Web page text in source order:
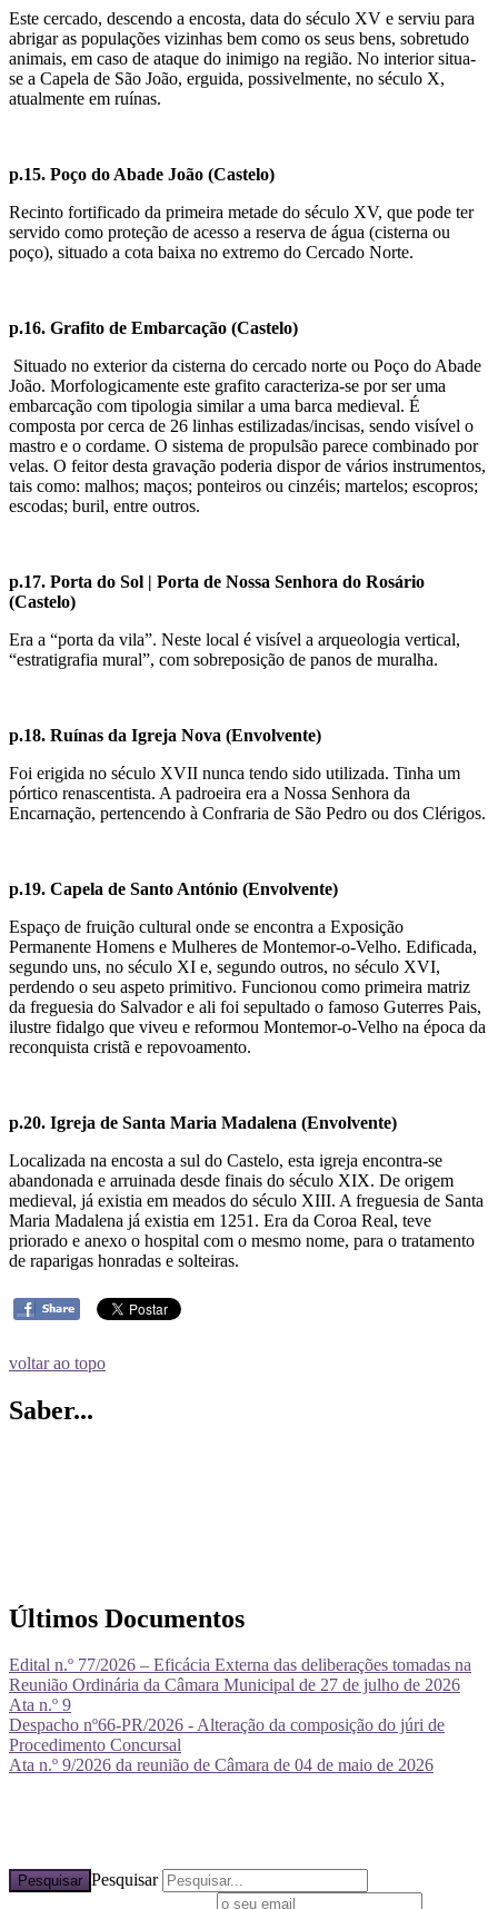
Este cercado, descendo a encosta, data do século XV e serviu para
abrigar as populações vizinhas bem como os seus bens, sobretudo
animais, em caso de ataque do inimigo na região. No interior situa-
se a Capela de São João, erguida, possivelmente, no século X,
atualmente em ruínas.
p.15. Poço do Abade João (Castelo)
Recinto fortificado da primeira metade do século XV, que pode ter
servido como proteção de acesso a reserva de água (cisterna ou
poço), situado a cota baixa no extremo do Cercado Norte.
p.16. Grafito de Embarcação (Castelo)
Situado no exterior da cisterna do cercado norte ou Poço do Abade
João. Morfologicamente este grafito caracteriza-se por ser uma
embarcação com tipologia similar a uma barca medieval. É
composta por cerca de 26 linhas estilizadas/incisas, sendo visível o
mastro e o cordame. O sistema de propulsão parece combinado por
velas. O feitor desta gravação poderia dispor de vários instrumentos,
tais como: malhos; maços; ponteiros ou cinzéis; martelos; escopros;
escodas; buril, entre outros.
p.17. Porta do Sol | Porta de Nossa Senhora do Rosário
(Castelo)
Era a “porta da vila”. Neste local é visível a arqueologia vertical,
“estratigrafia mural”, com sobreposição de panos de muralha.
p.18. Ruínas da Igreja Nova (Envolvente)
Foi erigida no século XVII nunca tendo sido utilizada. Tinha um
pórtico renascentista. A padroeira era a Nossa Senhora da
Encarnação, pertencendo à Confraria de São Pedro ou dos Clérigos.
p.19. Capela de Santo António (Envolvente)
Espaço de fruição cultural onde se encontra a Exposição
Permanente Homens e Mulheres de Montemor-o-Velho. Edificada,
segundo uns, no século XI e, segundo outros, no século XVI,
perdendo o seu aspeto primitivo. Funcionou como primeira matriz
da freguesia do Salvador e ali foi sepultado o famoso Guterres Pais,
ilustre fidalgo que viveu e reformou Montemor-o-Velho na época da
reconquista cristã e repovoamento.
p.20. Igreja de Santa Maria Madalena (Envolvente)
Localizada na encosta a sul do Castelo, esta igreja encontra-se
abandonada e arruinada desde finais do século XIX. De origem
medieval, já existia em meados do século XIII. A freguesia de Santa
Maria Madalena já existia em 1251. Era da Coroa Real, teve
priorado e anexo o hospital com o mesmo nome, para o tratamento
de raparigas honradas e solteiras.
voltar ao topo
Saber...
Últimos Documentos
Edital n.º 77/2026 – Eficácia Externa das deliberações tomadas na
Reunião Ordinária da Câmara Municipal de 27 de julho de 2026
Ata n.º 9
Despacho nº66-PR/2026 - Alteração da composição do júri de
Procedimento Concursal
Ata n.º 9/2026 da reunião de Câmara de 04 de maio de 2026
Pesquisar Pesquisar